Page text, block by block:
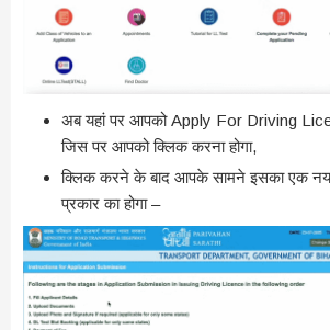
अब यहां पर आपको Apply For Driving
जिस पर आपको क्लिक करना होगा,
क्लिक करने के बाद आपके सामने इसका एक
प्रकार का होगा –